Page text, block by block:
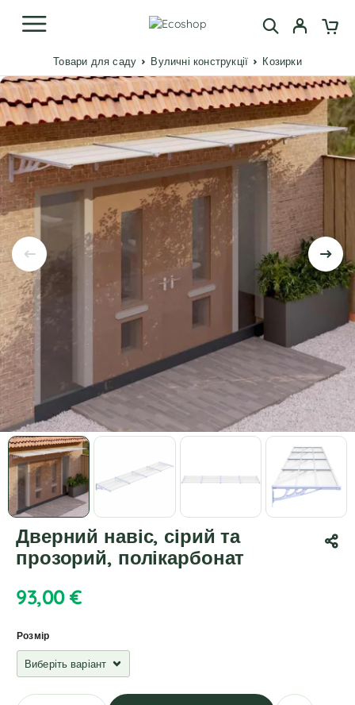
Товари для саду Вуличні конструкції Козирки
Дверний навіс, сірий та
прозорий, полікарбонат
93,00€
Розмір